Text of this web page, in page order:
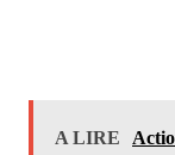
A LIRE